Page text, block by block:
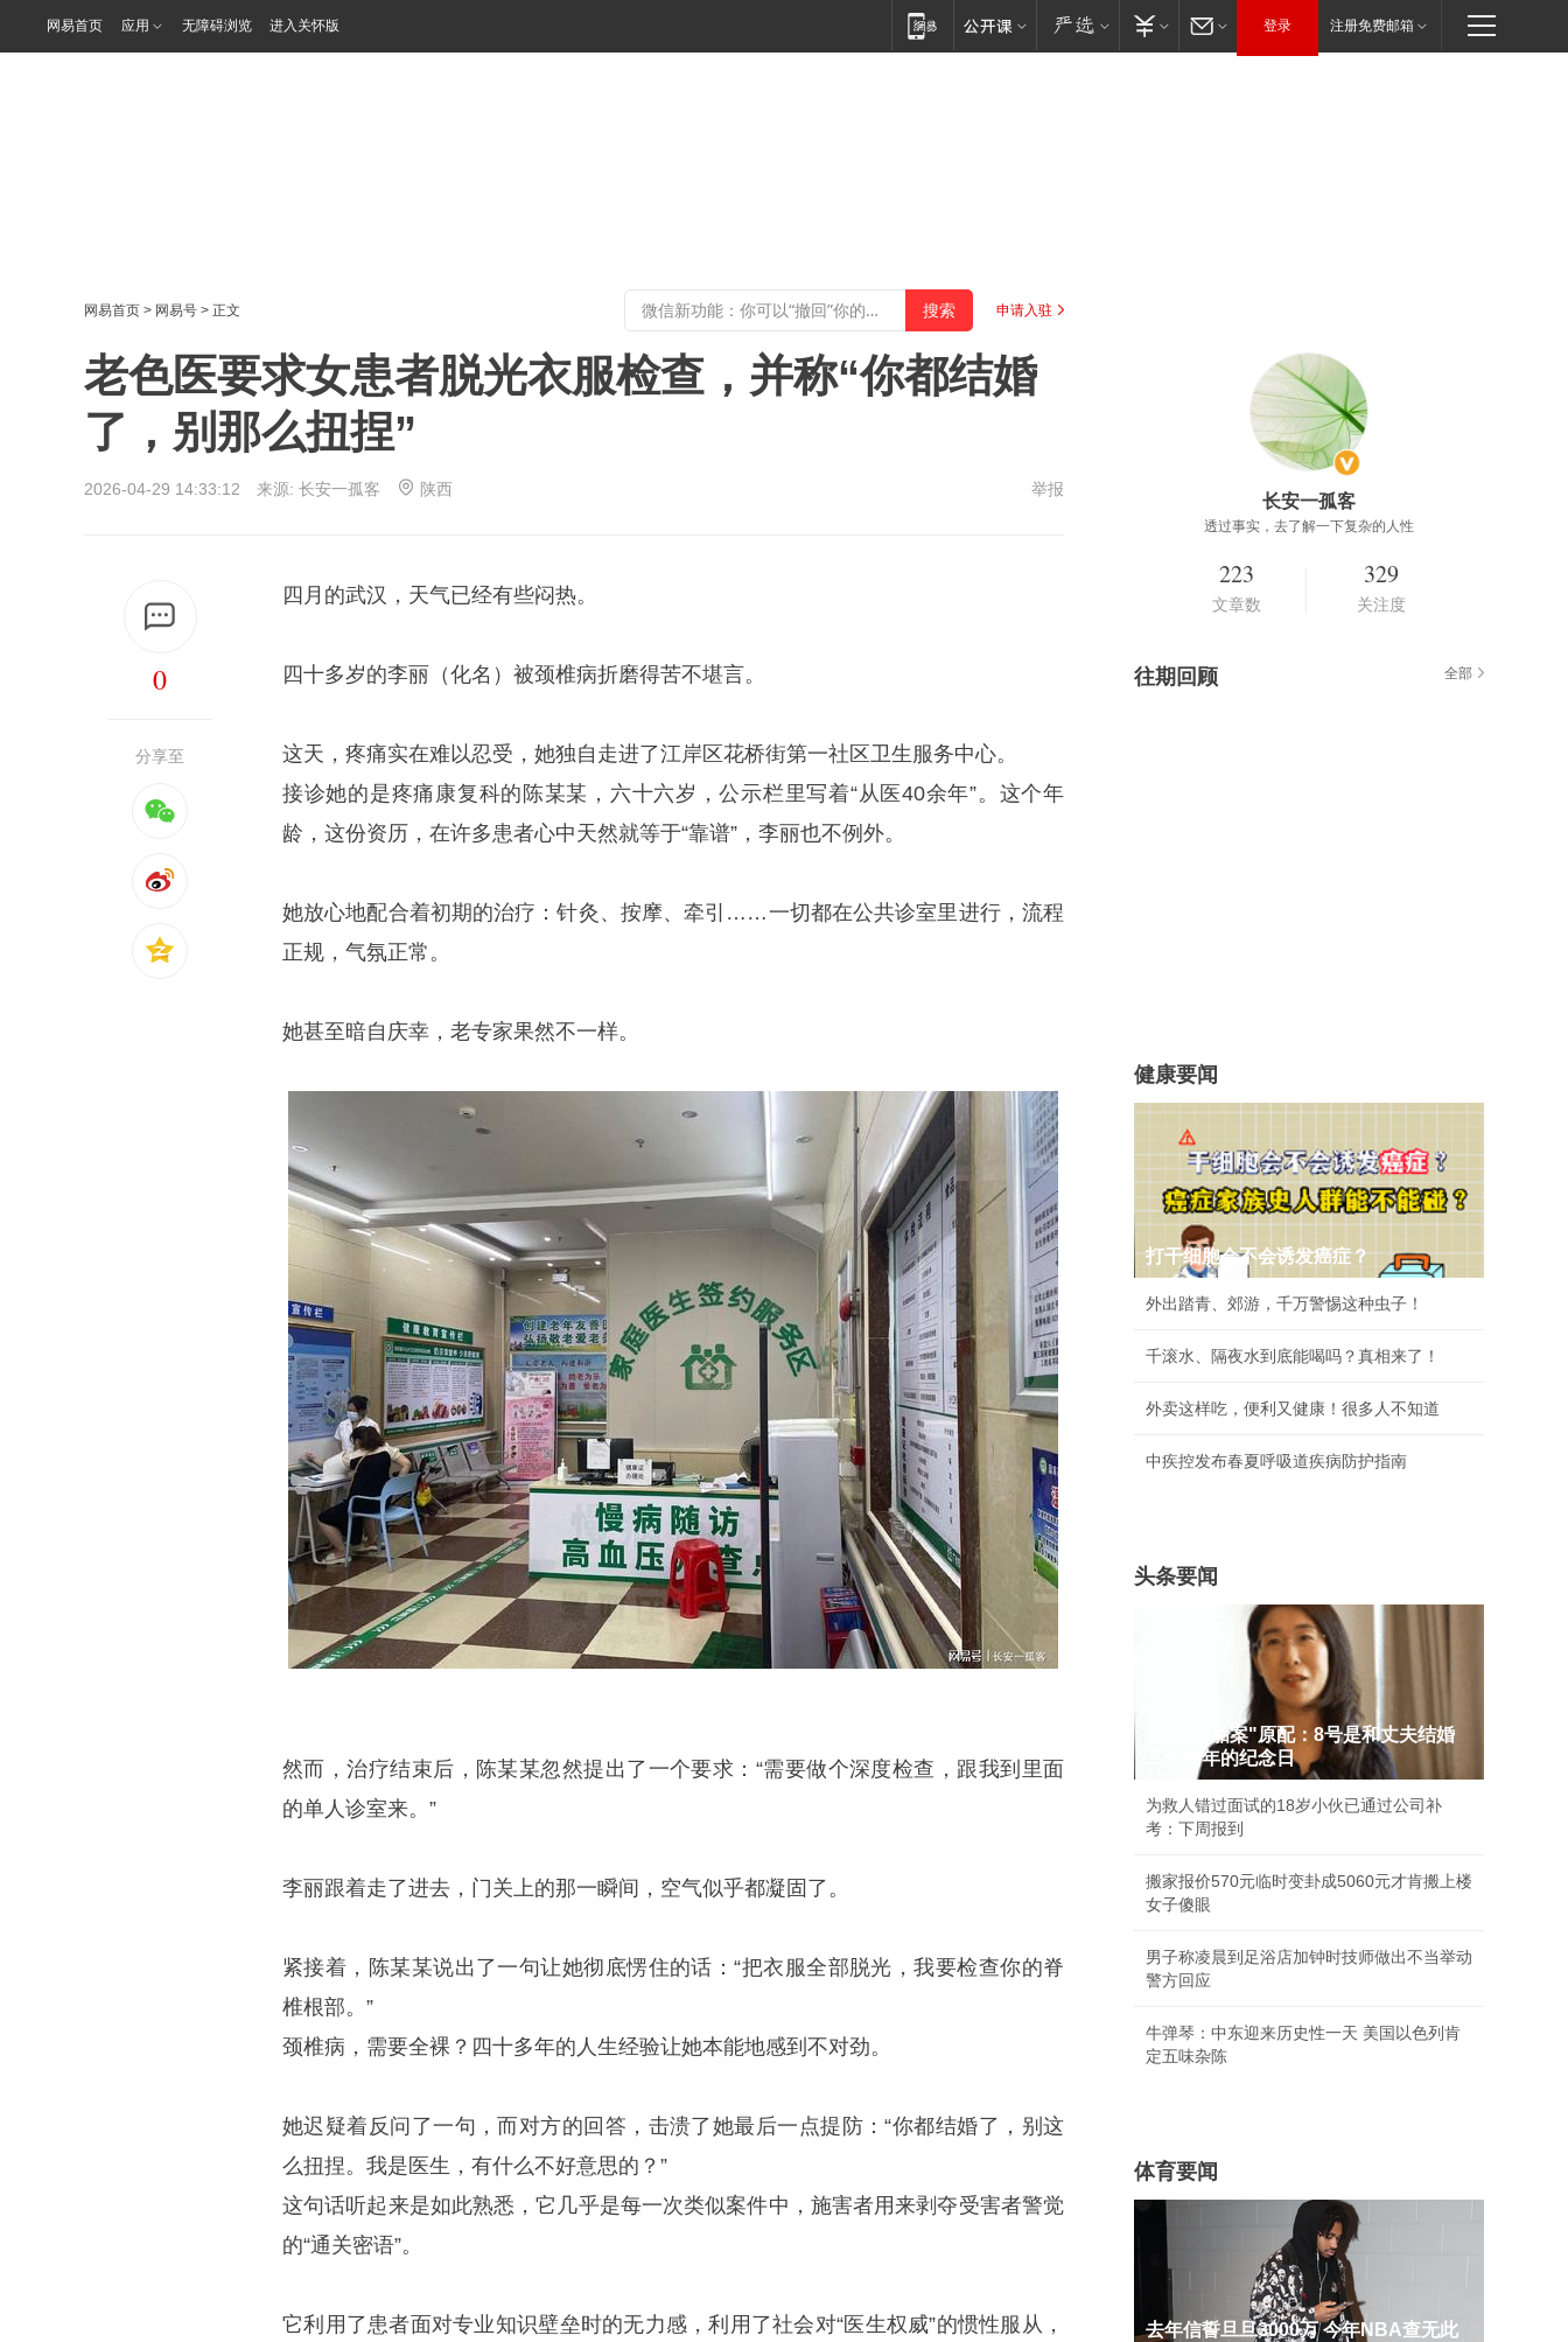
网易首页 应用 无障碍浏览 进入关怀版 登录 注册免费邮箱
网易首页 > 网易号 > 正文 申请入驻
老色医要求女患者脱光衣服检查，并称“你都结婚
了，别那么扭捏”
2026-04-29 14:33:12 来源: 长安一孤客 陕西 举报
0
分享至
四月的武汉，天气已经有些闷热。
四十多岁的李丽（化名）被颈椎病折磨得苦不堪言。
这天，疼痛实在难以忍受，她独自走进了江岸区花桥街第一社区卫生服务中心。
接诊她的是疼痛康复科的陈某某，六十六岁，公示栏里写着“从医40余年”。这个年
龄，这份资历，在许多患者心中天然就等于“靠谱”，李丽也不例外。
她放心地配合着初期的治疗：针灸、按摩、牵引……一切都在公共诊室里进行，流程
正规，气氛正常。
她甚至暗自庆幸，老专家果然不一样。
然而，治疗结束后，陈某某忽然提出了一个要求：“需要做个深度检查，跟我到里面
的单人诊室来。”
李丽跟着走了进去，门关上的那一瞬间，空气似乎都凝固了。
紧接着，陈某某说出了一句让她彻底愣住的话：“把衣服全部脱光，我要检查你的脊
椎根部。”
颈椎病，需要全裸？四十多年的人生经验让她本能地感到不对劲。
她迟疑着反问了一句，而对方的回答，击溃了她最后一点提防：“你都结婚了，别这
么扭捏。我是医生，有什么不好意思的？”
这句话听起来是如此熟悉，它几乎是每一次类似案件中，施害者用来剥夺受害者警觉
的“通关密语”。
它利用了患者面对专业知识壁垒时的无力感，利用了社会对“医生权威”的惯性服从，
长安一孤客
透过事实，去了解一下复杂的人性
223
文章数
329
关注度
往期回顾 全部
健康要闻
打干细胞会不会诱发癌症？
外出踏青、郊游，千万警惕这种虫子！
千滚水、隔夜水到底能喝吗？真相来了！
外卖这样吃，便利又健康！很多人不知道
中疾控发布春夏呼吸道疾病防护指南
头条要闻
"婚外胚胎案"原配：8号是和丈夫结婚
二十周年的纪念日
为救人错过面试的18岁小伙已通过公司补
考：下周报到
搬家报价570元临时变卦成5060元才肯搬上楼
女子傻眼
男子称凌晨到足浴店加钟时技师做出不当举动
警方回应
牛弹琴：中东迎来历史性一天 美国以色列肯
定五味杂陈
体育要闻
去年信誓旦旦3000万 今年NBA查无此